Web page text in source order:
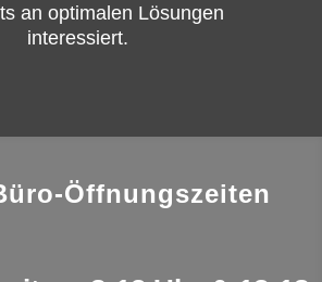
an optimalen Lösungen
interessiert.
Öffnungszeiten